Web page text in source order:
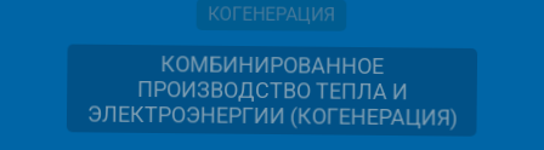
КОГЕНЕРАЦИЯ
КОМБИНИРОВАННОЕ
ПРОИЗВОДСТВО ТЕПЛА И
ЭЛЕКТРОЭНЕРГИИ (КОГЕНЕРАЦИЯ)